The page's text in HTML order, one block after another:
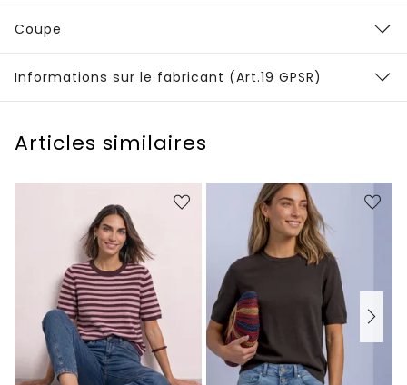
Coupe
Informations sur le fabricant (Art.19 GPSR)
Articles similaires